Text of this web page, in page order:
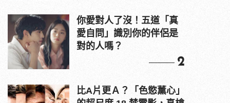
你愛對人了沒！五道「真
愛自問」識別你的伴侶是
對的人嗎？
2
比A片更Ａ？「色慾薰心」